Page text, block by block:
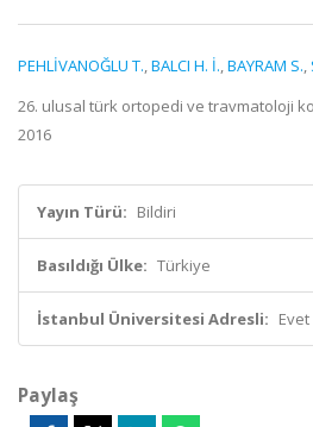
PEHLİVANOĞLU T.,BALCI H. İ.,BAYRAM S.,
26. ulusal türk ortopedi ve travmatoloji
2016
Yayın Türü: Bildiri
Basıldığı Ülke: Türkiye
İstanbul Üniversitesi Adresli: Evet
Paylaş